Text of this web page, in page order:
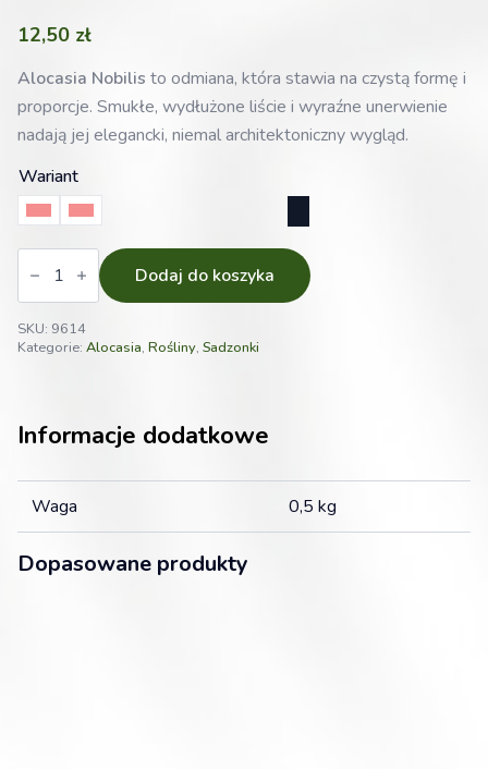
12,50 zł
Alocasia Nobilis to odmiana, która stawia na czystą formę i
proporcje. Smukłe, wydłużone liście i wyraźne unerwienie
nadają jej elegancki, niemal architektoniczny wygląd.
Wariant
ilość
Alocasia
Ø-6cm
H-
10cm
Dodaj do koszyka
SKU: 9614
Kategorie: Alocasia, Rośliny, Sadzonki
Informacje dodatkowe
Waga 0,5 kg
Dopasowane produkty